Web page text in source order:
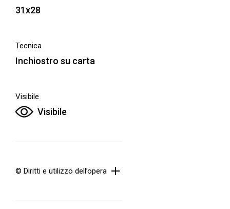
31x28
Tecnica
Inchiostro su carta
Visibile
Visibile
© Diritti e utilizzo dell’opera